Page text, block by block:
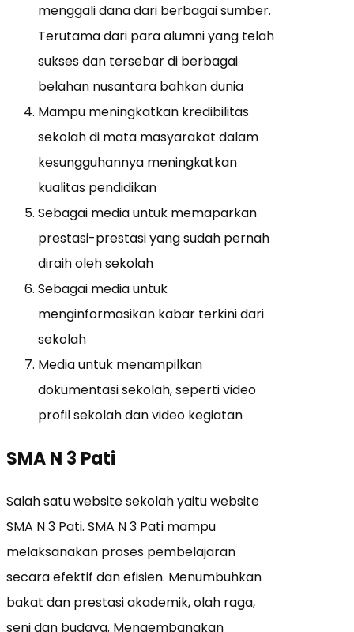
menggali dana dari berbagai sumber.
Terutama dari para alumni yang telah
sukses dan tersebar di berbagai
belahan nusantara bahkan dunia
Mampu meningkatkan kredibilitas
sekolah di mata masyarakat dalam
kesungguhannya meningkatkan
kualitas pendidikan
Sebagai media untuk memaparkan
prestasi-prestasi yang sudah pernah
diraih oleh sekolah
Sebagai media untuk
menginformasikan kabar terkini dari
sekolah
Media untuk menampilkan
dokumentasi sekolah, seperti video
profil sekolah dan video kegiatan
SMA N 3 Pati
Salah satu website sekolah yaitu website
SMA N 3 Pati. SMA N 3 Pati mampu
melaksanakan proses pembelajaran
secara efektif dan efisien. Menumbuhkan
bakat dan prestasi akademik, olah raga,
seni dan budaya. Mengembangkan